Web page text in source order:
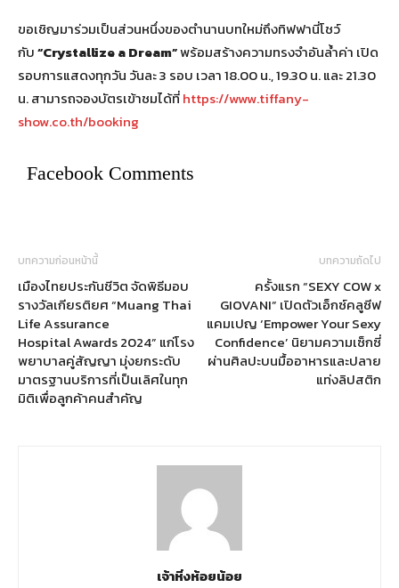
ขอเชิญมาร่วมเป็นส่วนหนึ่งของตำนานบทใหม่ถึงทิฟฟานี่โชว์
กับ“Crystallize a Dream”พร้อมสร้างความทรงจำอันล้ำค่า เปิด
รอบการแสดงทุกวัน วันละ 3 รอบ เวลา 18.00 น., 19.30 น. และ 21.30
น. สามารถจองบัตรเข้าชมได้ที่https://www.tiffany-
show.co.th/booking
Facebook Comments
บทความก่อนหน้านี้
เมืองไทยประกันชีวิต จัดพิธีมอบ
รางวัลเกียรติยศ “Muang Thai
Life Assurance
Hospital Awards 2024” แก่โรง
พยาบาลคู่สัญญา มุ่งยกระดับ
มาตรฐานบริการที่เป็นเลิศในทุก
มิติเพื่อลูกค้าคนสำคัญ
บทความถัดไป
ครั้งแรก “SEXY COW x
GIOVANI” เปิดตัวเอ็กซ์คลูซีฟ
แคมเปญ ‘Empower Your Sexy
Confidence’ นิยามความเซ็กซี่
ผ่านศิลปะบนมื้ออาหารและปลาย
แท่งลิปสติก
เจ้าหิ่งห้อยน้อย